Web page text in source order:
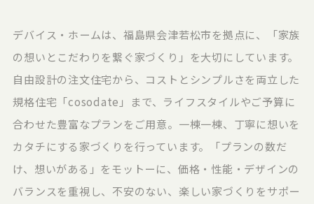
デバイス・ホームは、福島県会津若松市を拠点に、「家族
の想いとこだわりを繋ぐ家づくり」を大切にしています。
自由設計の注文住宅から、コストとシンプルさを両立した
規格住宅「cosodate」まで、ライフスタイルやご予算に
合わせた豊富なプランをご用意。一棟一棟、丁寧に想いを
カタチにする家づくりを行っています。「プランの数だ
け、想いがある」をモットーに、価格・性能・デザインの
バランスを重視し、不安のない、楽しい家づくりをサポー